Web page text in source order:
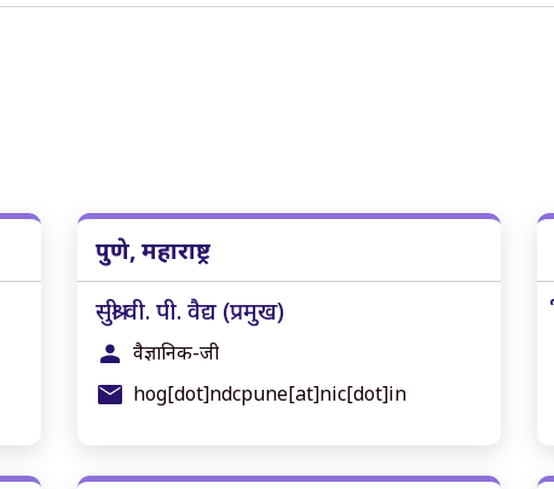
पुणे, महाराष्ट्र
सुश्री वी. पी. वैद्य (प्रमुख)
वैज्ञानिक-जी
hog[dot]ndcpune[at]nic[dot]in